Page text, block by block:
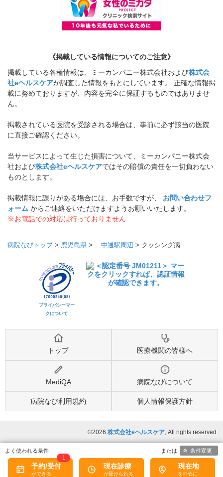
《掲載している情報についてのご注意》
掲載している各種情報は、ミーカンパニー株式会社および株式会
社eヘルスケアが調査した情報をもとにしています。 正確な情報掲
載に努めておりますが、内容を完全に保証するものではありませ
ん。
掲載されている医院を受診される場合は、事前に必ず該当の医院
に直接ご確認ください。
当サービスによって生じた損害について、ミーカンパニー株式会
社および株式会社eヘルスケアではその賠償の責任を一切負わない
ものとします。
掲載情報に誤りがある場合には、お手数ですが、 お問い合わせフ
ォーム からご連絡をいただけますようお願いいたします。
※お電話での対応は行っておりません
病院なびトップ> 鹿児島県 > 二中通駅周辺 > クッシング病
プライバシーマー
クについて
トップ 医療機関の皆様へ
MediQA 病院なびについて
病院なび利用規約 個人情報保護方針
©2026 株式会社eヘルスケア, All rights reserved.
予約/受付
1
現在診療 現在地
条件変更